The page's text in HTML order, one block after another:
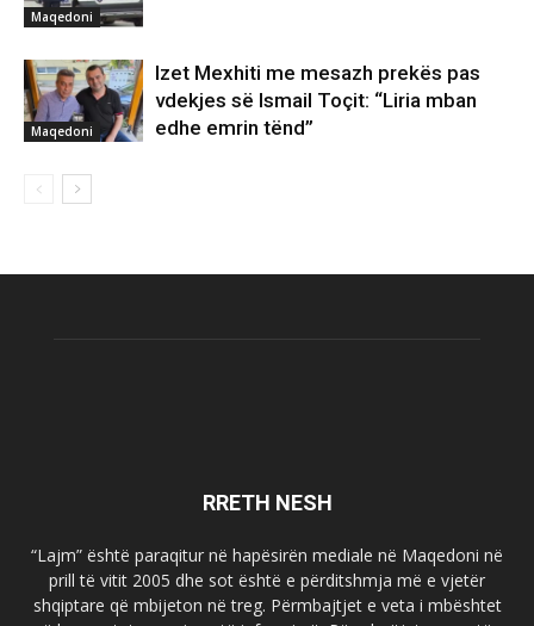
Maqedoni
Maqedoni
Izet Mexhiti me mesazh prekës pas
vdekjes së Ismail Toçit: “Liria mban
edhe emrin tënd”
RRETH NESH
“Lajm” është paraqitur në hapësirën mediale në Maqedoni në
prill të vitit 2005 dhe sot është e përditshmja më e vjetër
shqiptare që mbijeton në treg. Përmbajtjet e veta i mbështet